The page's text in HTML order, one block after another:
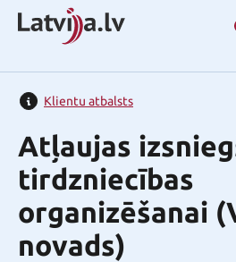
Klientu atbalsts
Atļaujas
tirdzniecības
organizēšanai
novads)